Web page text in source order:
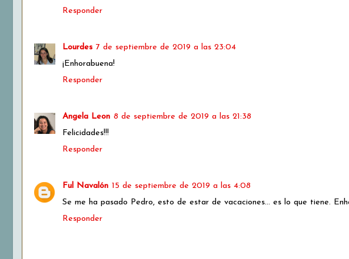
Responder
Lourdes 7 de septiembre de 2019 a las 23:04
¡Enhorabuena!
Responder
Angela Leon 8 de septiembre de 2019 a las 21:38
Felicidades!!!
Responder
Ful Navalón 15 de septiembre de 2019 a las 4:08
Se me ha pasado Pedro, esto de estar de vacaciones... es lo que tiene.
Responder